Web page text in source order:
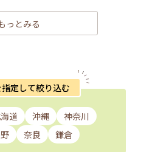
っとみる
定して絞り込む
道 沖縄
神奈川
奈良 鎌倉